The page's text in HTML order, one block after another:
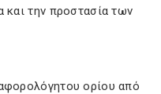
και την προστασία των
ορίου από